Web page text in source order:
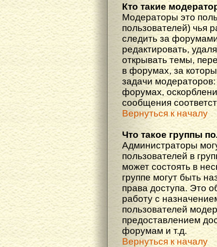
Кто такие
Модераторы это
пользователей) чья
следить за
редактировать,
открывать темы,
в форумах, за
задачи
форумах,
сообщения
Вернуться к началу
Что такое группы
Администраторы
пользователей в
может состоять в
группе могут быть
права доступа. Это
работу с
пользователей
предоставлением
форумам и т.д.
Вернуться к началу